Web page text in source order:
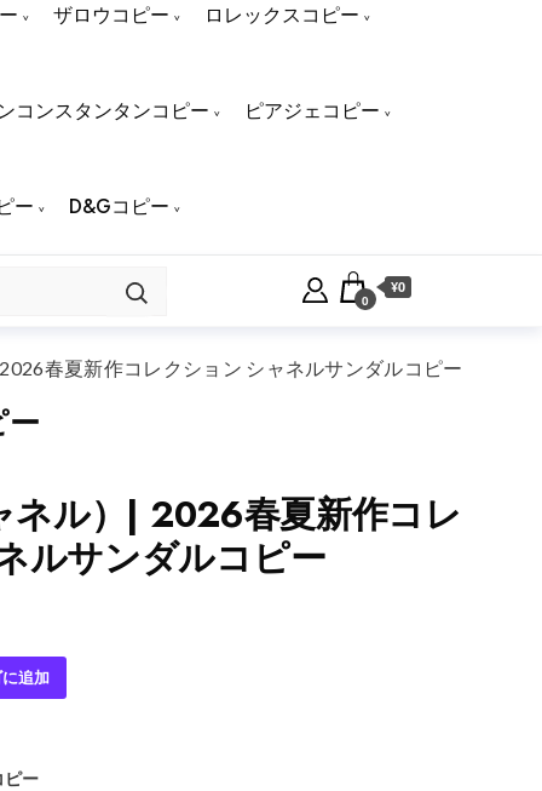
ザロウコピー ロレックスコピー
コンスタンタンコピー ピアジェコピー
ー D&Gコピー
0
¥0
春夏新作コレクション シャネルサンダルコピー
ネル）| 2026春夏新作コレ
ルサンダルコピー
追加
ピー